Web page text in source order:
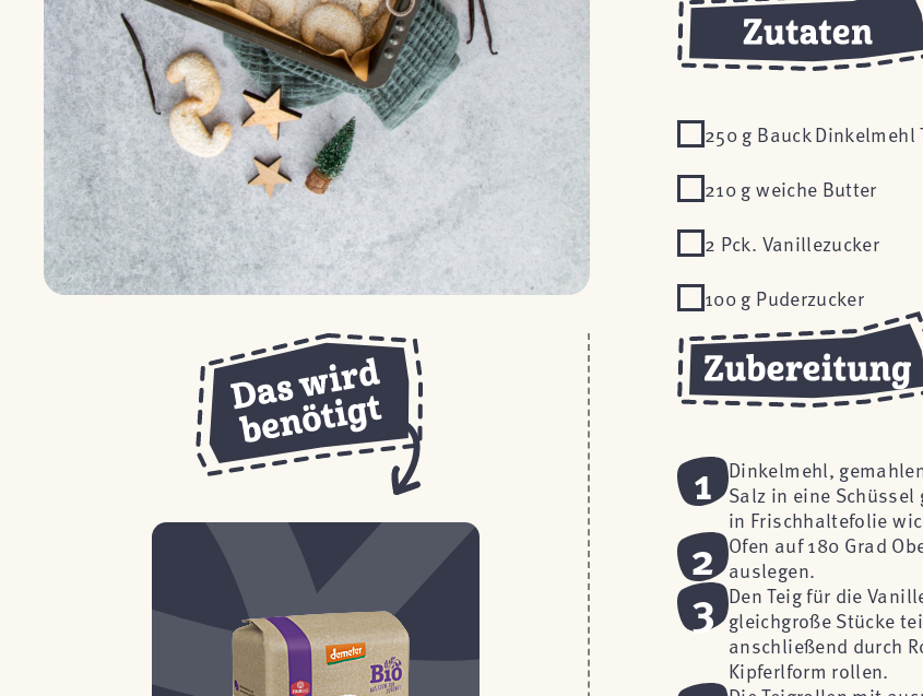
250 g Bauck Dinkelmehl
210 g weiche Butter
2 Pck. Vanillezucker
100 g Puderzucker
1
Dinkelmehl,
Salz in eine
in Frischhaltefolie
2 Ofen auf 180 Grad
auslegen.
3 Den Teig für die
gleichgroße Stücke
anschließend durch
Kipferlform rollen.